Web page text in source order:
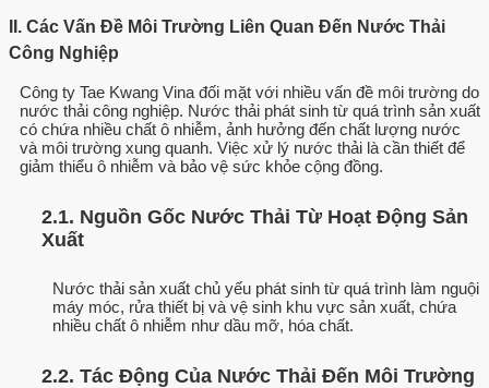
II. Các Vấn Đề Môi Trường Liên Quan Đến Nước Thải
Công Nghiệp
Công ty Tae Kwang Vina đối mặt với nhiều vấn đề môi trường do
nước thải công nghiệp. Nước thải phát sinh từ quá trình sản xuất
có chứa nhiều chất ô nhiễm, ảnh hưởng đến chất lượng nước
và môi trường xung quanh. Việc xử lý nước thải là cần thiết để
giảm thiểu ô nhiễm và bảo vệ sức khỏe cộng đồng.
2.1. Nguồn Gốc Nước Thải Từ Hoạt Động Sản
Xuất
Nước thải sản xuất chủ yếu phát sinh từ quá trình làm nguội
máy móc, rửa thiết bị và vệ sinh khu vực sản xuất, chứa
nhiều chất ô nhiễm như dầu mỡ, hóa chất.
2.2. Tác Động Của Nước Thải Đến Môi Trường